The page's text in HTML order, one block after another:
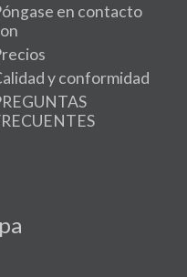
en contacto
y conformidad